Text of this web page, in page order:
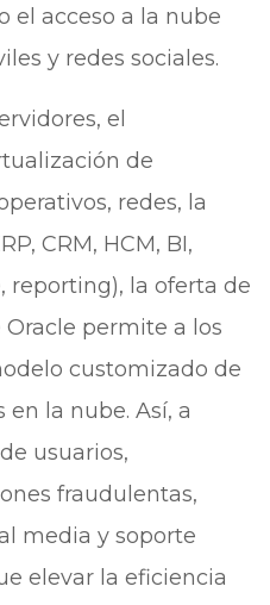
el acceso a la nube
y redes sociales.
el
de
redes, la
CRM, HCM, BI,
reporting), la oferta de
permite a los
customizado de
la nube. Así, a
usuarios,
fraudulentas,
media y soporte
elevar la eficiencia